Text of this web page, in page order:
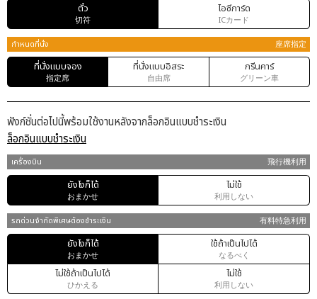
ตั๋ว
切符
ไอซีการ์ด
ICカード
กำหนดที่นั่ง 座席指定
ที่นั่งแบบจอง
指定席
ที่นั่งแบบอิสระ
自由席
กรีนคาร์
グリーン車
ฟังก์ชั่นต่อไปนี้พร้อมใช้งานหลังจากล็อกอินแบบชำระเงิน
ล็อกอินแบบชำระเงิน
เครื่องบิน 飛行機利用
ยังไงก็ได้
おまかせ
ไม่ใช้
利用しない
รถด่วนจำกัดพิเศษต้องชำระเงิน 有料特急利用
ยังไงก็ได้
おまかせ
ใช้ถ้าเป็นไปได้
なるべく
ไม่ใช้ถ้าเป็นไปได้
ひかえる
ไม่ใช้
利用しない